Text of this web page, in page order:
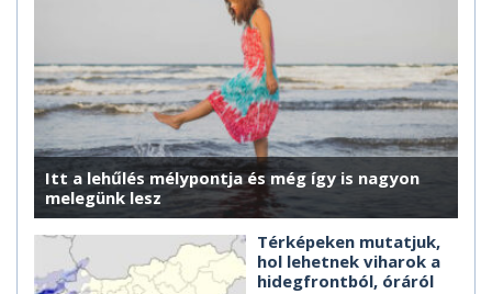
Itt a lehűlés mélypontja és még így is nagyon
melegünk lesz
Térképeken mutatjuk,
hol lehetnek viharok a
hidegfrontból, óráról